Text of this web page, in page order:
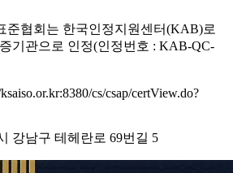
준협회는 한국인정지원센터(KAB)로
기관으로 인정(인정번호 : KAB-QC-
cs/csap/certView.do?
강남구 테헤란로 69번길 5